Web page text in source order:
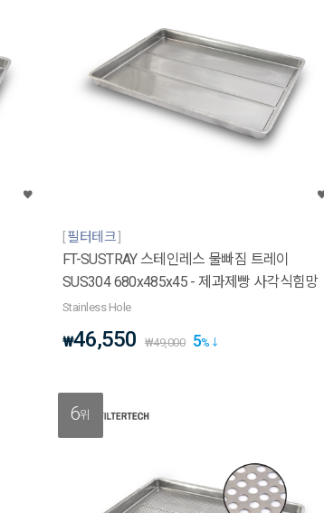
필터테크
FT-SUSTRAY 스테인레스 물빠짐 트레이
SUS304 680x485x45 - 제과제빵 사각식힘망
Stainless Hole
₩46,550 ₩49,000 5%
6위